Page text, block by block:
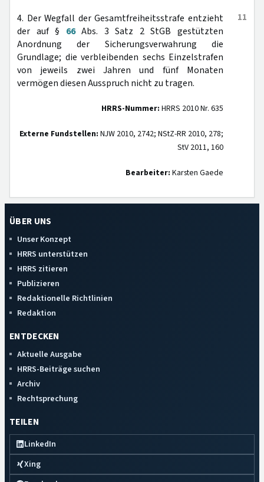
11
4. Der Wegfall der Gesamtfreiheitsstrafe entzieht
der auf § 66Abs. 3 Satz 2 StGB gestützten
Anordnung der Sicherungsverwahrung die
Grundlage; die verbleibenden sechs Einzelstrafen
von jeweils zwei Jahren und fünf Monaten
vermögen diesen Ausspruch nicht zu tragen.
HRRS-Nummer: HRRS 2010 Nr. 635
Externe Fundstellen: NJW 2010, 2742; NStZ-RR 2010, 278;
StV 2011, 160
Bearbeiter: Karsten Gaede
ÜBER UNS
Unser Konzept
HRRS unterstützen
HRRS zitieren
Publizieren
Redaktionelle Richtlinien
Redaktion
ENTDECKEN
Aktuelle Ausgabe
HRRS-Beiträge suchen
Archiv
Rechtsprechung
TEILEN
LinkedIn
Xing